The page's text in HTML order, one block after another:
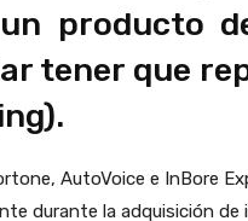
producto
tener que
AutoVoice e InBore
durante la adquisición de